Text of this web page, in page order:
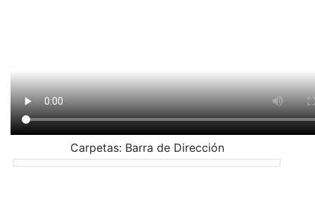
Carpetas: Barra de Dirección